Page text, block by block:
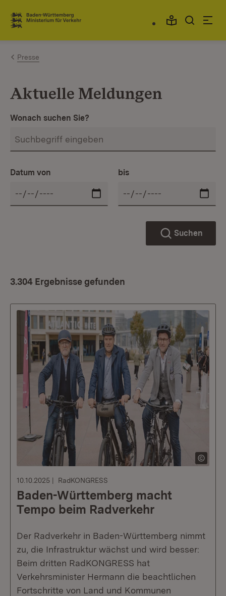
Zum Inhalt springen
Link zur Startseite
Presse
Aktuelle Meldungen
Wonach suchen Sie?
Datum von bis
Suchen
3.304 Ergebnisse gefunden
10.10.2025 RadKONGRESS
Baden-Württemberg macht
Tempo beim Radverkehr
Der Radverkehr in Baden-Württemberg nimmt
zu, die Infrastruktur wächst und wird besser:
Beim dritten RadKONGRESS hat
Verkehrsminister Hermann die beachtlichen
Fortschritte von Land und Kommunen